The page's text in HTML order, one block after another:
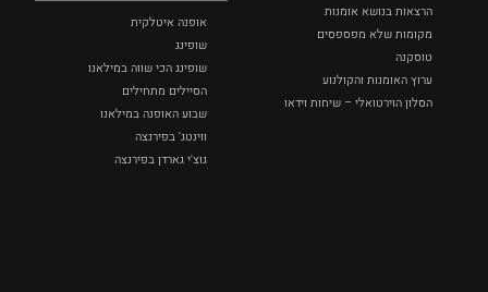
הרצאות בנושא אומנות
מקומות שלא מפספסים
טוסקנה
ערוץ האומנות והקולנוע
הסלון הוירטואלי – שיחות וידאו
אופנה איטלקית
שופינג
שופינג הכי שווה במילאנו
הסיילים מתחילים
שבוע האופנה במילאנו
ווינטג' בפירנצה
גוצ'י גארדן בפירנצה